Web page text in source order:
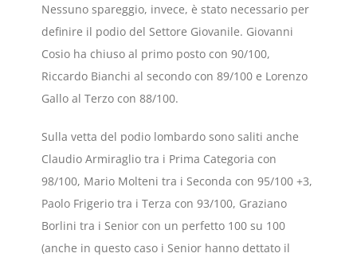
Nessuno spareggio, invece, è stato necessario per
definire il podio del Settore Giovanile. Giovanni
Cosio ha chiuso al primo posto con 90/100,
Riccardo Bianchi al secondo con 89/100 e Lorenzo
Gallo al Terzo con 88/100.
Sulla vetta del podio lombardo sono saliti anche
Claudio Armiraglio tra i Prima Categoria con
98/100, Mario Molteni tra i Seconda con 95/100 +3,
Paolo Frigerio tra i Terza con 93/100, Graziano
Borlini tra i Senior con un perfetto 100 su 100
(anche in questo caso i Senior hanno dettato il